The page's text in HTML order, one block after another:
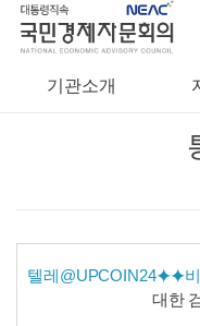
기관소개
텔레@UPCOIN24⯌⯌
대한